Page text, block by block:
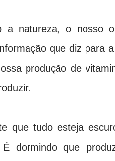
a natureza, o nosso
que diz para
produção de
que tudo esteja
É dormindo que